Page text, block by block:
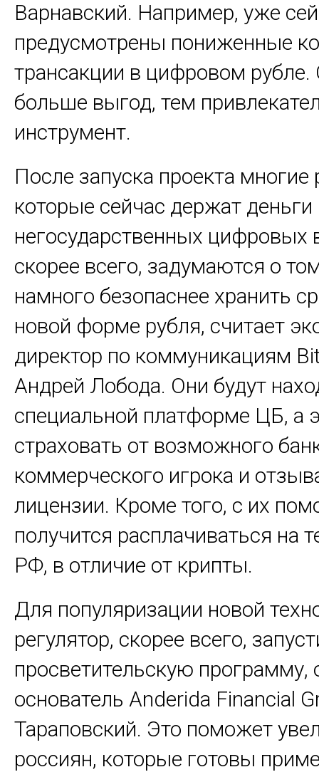
Варнавский. Например, уже
предусмотрены пониженные
трансакции в цифровом
больше выгод, тем
инструмент.
После запуска проекта многие
которые сейчас держат деньги
негосударственных цифровых
скорее всего, задумаются о
намного безопаснее хранить
новой форме рубля, считает
директор по коммуникациям
Андрей Лобода. Они будут
специальной платформе ЦБ, а
страховать от возможного
коммерческого игрока и
лицензии. Кроме того, с их
получится расплачиваться на
РФ, в отличие от крипты.
Для популяризации новой
регулятор, скорее всего,
просветительскую программу,
основатель Anderida Financial
Тараповский. Это поможет
россиян, которые готовы